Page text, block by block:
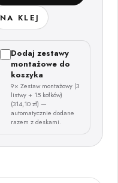
NA KLEJ
Dodaj zestawy
montażowe do
koszyka
9× Zestaw montażowy (3
listwy + 15 kołków)
(314,10 zł) —
automatycznie dodane
razem z deskami.